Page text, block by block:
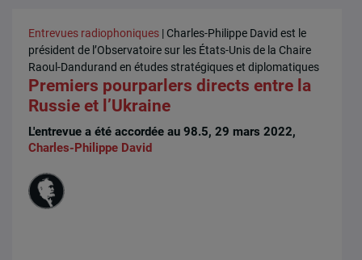
Entrevues radiophoniques | Charles-Philippe David est le
président de l’Observatoire sur les États-Unis de la Chaire
Raoul-Dandurand en études stratégiques et diplomatiques
Premiers pourparlers directs entre la
Russie et l’Ukraine
L'entrevue a été accordée au 98.5, 29 mars 2022,
Charles-Philippe David